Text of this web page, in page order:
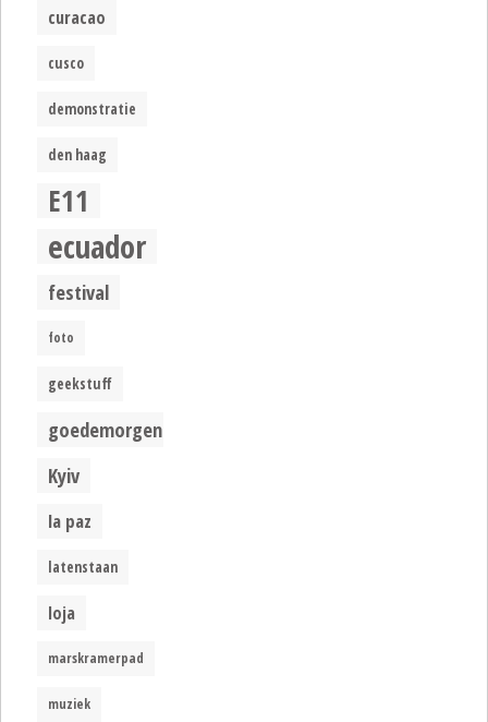
curacao
cusco
demonstratie
den haag
E11
ecuador
festival
foto
geekstuff
goedemorgen
Kyiv
la paz
latenstaan
loja
marskramerpad
muziek